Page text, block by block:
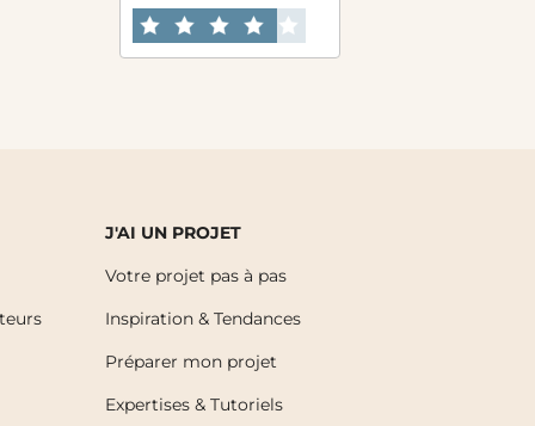
J'AI UN PROJET
Votre projet pas à pas
Inspiration & Tendances
Préparer mon projet
Expertises & Tutoriels